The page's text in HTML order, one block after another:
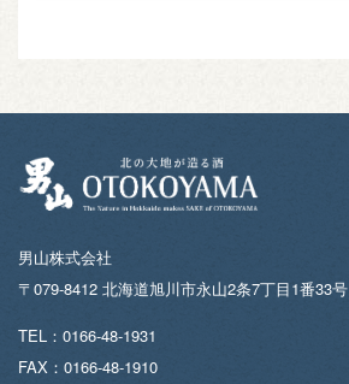
男山株式会社
〒079-8412 北海道旭川市永山2条7丁目1番33号
TEL：0166-48-1931
FAX：0166-48-1910